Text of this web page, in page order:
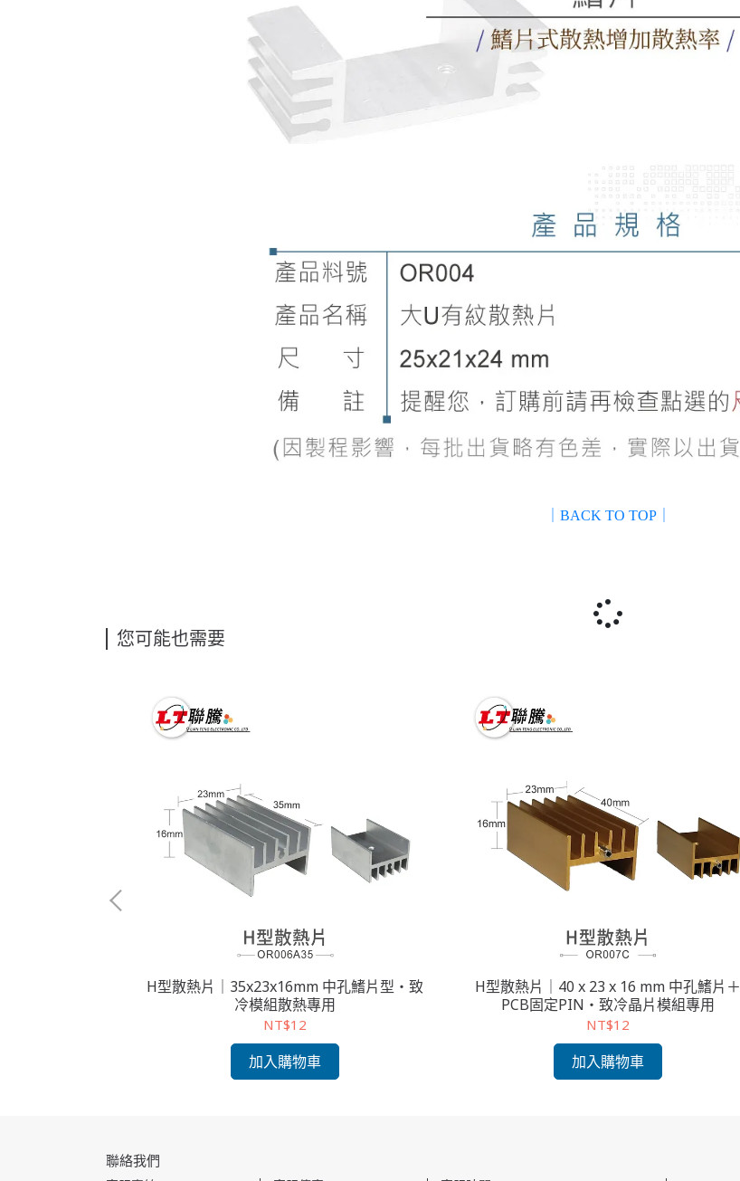
｜BACK TO TOP｜
您可能也需要
H型散熱片｜35x23x16mm 中孔鰭片型・致
冷模組散熱專用
NT$12
加入購物車
H型散熱片｜40 x 23 x 16 mm 中孔鰭片＋
PCB固定PIN・致冷晶片模組專用
NT$12
加入購物車
聯絡我們